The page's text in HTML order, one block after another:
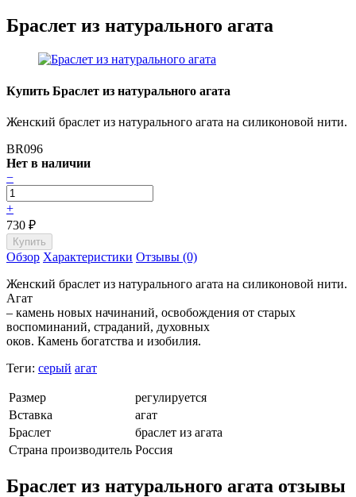
Браслет из натурального агата
Купить Браслет из натурального агата
Женский браслет из натурального агата на силиконовой нити.
BR096
Нет в наличии
−
+
730 ₽
Обзор Характеристики Отзывы (0)
Женский браслет из натурального агата на силиконовой нити.
Агат
– камень новых начинаний, освобождения от старых
воспоминаний, страданий, духовных
оков. Камень богатства и изобилия.
Теги: серый агат
Размер
регулируется
Вставка
агат
Браслет
браслет из агата
Страна производитель Россия
Браслет из натурального агата отзывы